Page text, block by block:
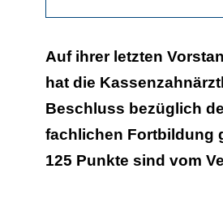
Gesetzlich festgesetzt
Sanktionen
Auf ihrer letzten
hat die
Beschluss bezüglich
fachlichen Fortbildung
125 Punkte sind vom